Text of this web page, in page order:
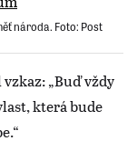
národa. Foto: Post
„Buď vždy
která bude